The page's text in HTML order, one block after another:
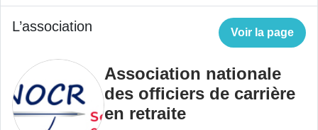
L’association Voir la page
Association nationale
des officiers de carrière
en retraite